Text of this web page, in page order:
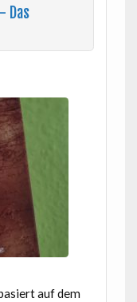
Das
auf dem